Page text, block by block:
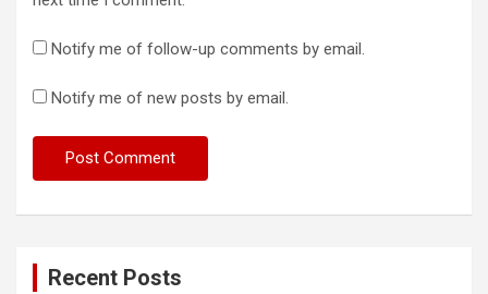
Notify me of follow-up comments by email.
Notify me of new posts by email.
Recent Posts